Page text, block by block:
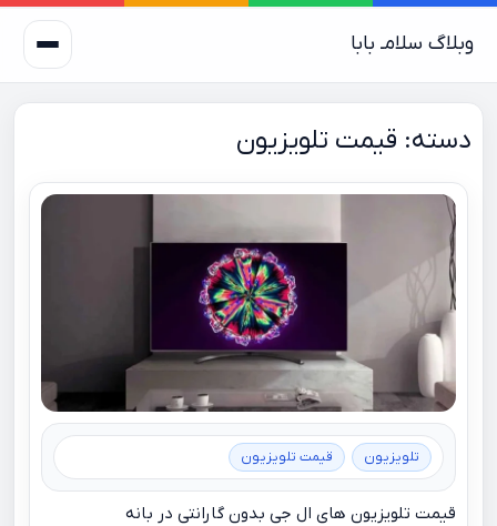
وبلاگ سلامـ بابا
دسته: قیمت تلویزیون
تلویزیون قیمت تلویزیون
قیمت تلویزیون های ال جی بدون گارانتی در بانه